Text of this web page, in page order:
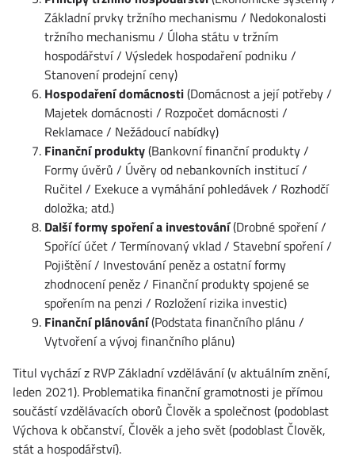
Základní prvky tržního mechanismu / Nedokonalosti
tržního mechanismu / Úloha státu v tržním
hospodářství / Výsledek hospodaření podniku /
Stanovení prodejní ceny)
Hospodaření domácnosti(Domácnost a její potřeby /
Majetek domácnosti / Rozpočet domácnosti /
Reklamace / Nežádoucí nabídky)
Finanční produkty(Bankovní finanční produkty /
Formy úvěrů / Úvěry od nebankovních institucí /
Ručitel / Exekuce a vymáhání pohledávek / Rozhodčí
doložka; atd.)
Další formy spoření a investování(Drobné spoření /
Spořící účet / Termínovaný vklad / Stavební spoření /
Pojištění / Investování peněz a ostatní formy
zhodnocení peněz / Finanční produkty spojené se
spořením na penzi / Rozložení rizika investic)
Finanční plánování(Podstata finančního plánu /
Vytvoření a vývoj finančního plánu)
Titul vychází z RVP Základní vzdělávání (v aktuálním znění,
leden 2021). Problematika finanční gramotnosti je přímou
součástí vzděláva­cích oborů Člověk a společnost (podoblast
Výchova k občanství, Člověk a jeho svět (podoblast Člověk,
stát a hospodářství).